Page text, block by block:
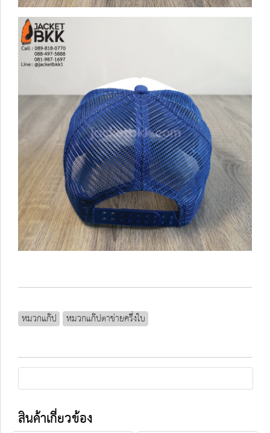
หมวกแก๊ป หมวกแก๊ปตาข่ายครึ่งใบ
สินค้าเกี่ยวข้อง